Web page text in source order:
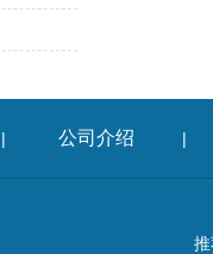
| 公司介绍 |